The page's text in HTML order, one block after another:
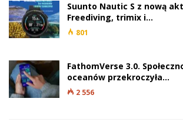
Suunto Nautic S z nową
Freediving, trimix i…
801
FathomVerse 3.0.
oceanów przekroczyła…
2 556